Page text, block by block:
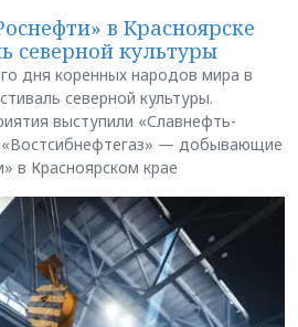
в Красноярске
северной культуры
дня коренных народов мира в
северной культуры.
выступили «Славнефть-
«Востсибнефтегаз» — добывающие
в Красноярском крае